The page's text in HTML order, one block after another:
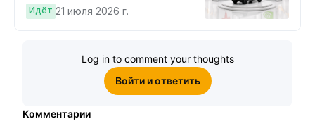
Cybertruck!
Идёт 21 июля 2026 г.
Log in to comment your thoughts
Войти и ответить
Комментарии